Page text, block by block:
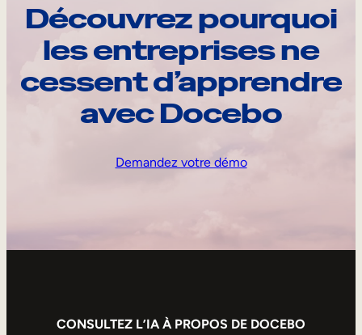
Découvrez pourquoi
les entreprises ne
cessent d’apprendre
avec Docebo
Demandez votre démo
CONSULTEZ L’IA À PROPOS DE DOCEBO